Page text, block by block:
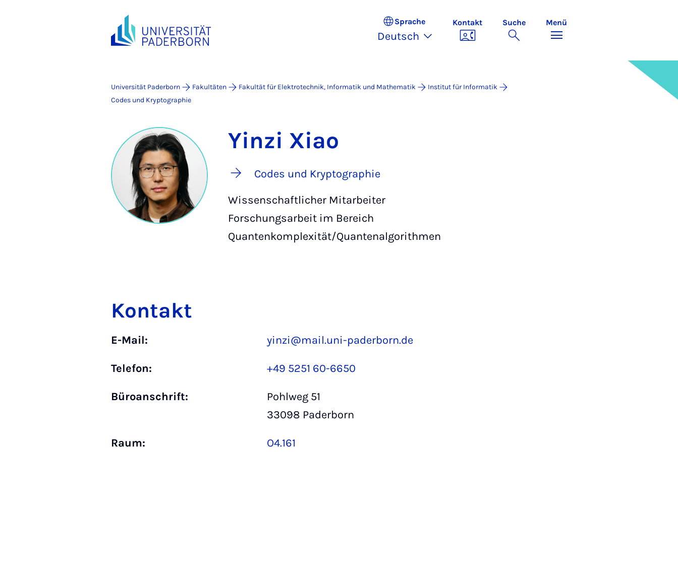
Sprache
Deutsch
Kontakt Suche Menü
Universität Paderborn Fakultäten Fakultät für Elektrotechnik, Informatik und Mathematik
Institut für Informatik
Codes und Kryptographie
Yinzi Xiao
Codes und Kryptographie
Wissenschaftlicher Mitarbeiter
Forschungsarbeit im Bereich
Quantenkomplexität/Quantenalgorithmen
Kontakt
E-Mail: yinzi@mail.uni-paderborn.de
Telefon: +49 5251 60-6650
Büro­anschrift:
Pohlweg 51
33098 Paderborn
Raum: O4.161